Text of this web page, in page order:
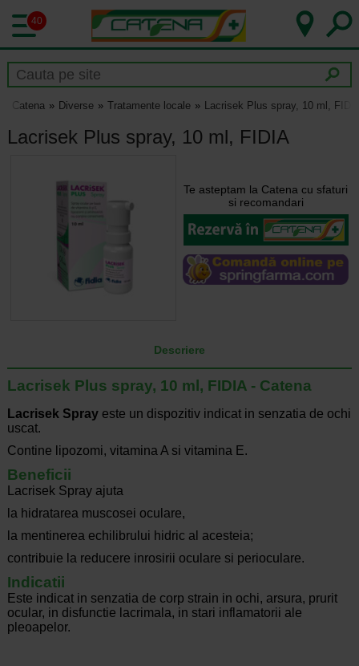
40
Catena Diverse Tratamente locale Lacrisek Plus spray, 10 ml,
Lacrisek Plus spray, 10 ml, FIDIA
Te asteptam la Catena cu sfaturi
si recomandari
Descriere
Lacrisek Plus spray, 10 ml, FIDIA - Catena
Lacrisek Sprayeste un dispozitiv indicat in senzatia de ochi
uscat.
Contine lipozomi, vitamina A si vitamina E.
Beneficii
Lacrisek Spray ajuta
la hidratarea muscosei oculare,
la mentinerea echilibrului hidric al acesteia;
contribuie la reducere inrosirii oculare si perioculare.
Indicatii
Este indicat in senzatia de corp strain in ochi, arsura, prurit
ocular, in disfunctie lacrimala, in stari inflamatorii ale
pleoapelor.